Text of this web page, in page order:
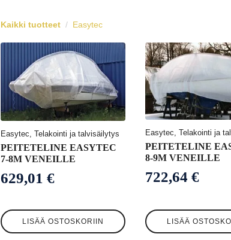
Kaikki tuotteet Easytec
Easytec, Telakointi ja talvisäilytys
PEITETELINE EASYTEC
7-8M VENEILLE
629,01 €
LISÄÄ OSTOSKORIIN
Easytec, Telakointi ja
PEITETELINE
8-9M VENEILLE
722,64€
LISÄÄ